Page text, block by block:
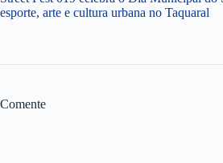
esporte, arte e cultura urbana no Taquaral
Comente